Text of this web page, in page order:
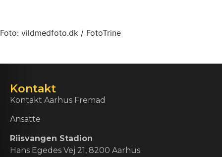
Foto: vildmedfoto.dk / FotoTrine
Kontakt
Kontakt Aarhus Fremad
Ansatte
Riisvangen Stadion
Hans Egedes Vej 21, 8200 Aarhus